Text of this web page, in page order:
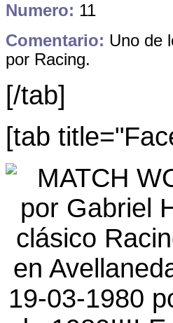
Numero: 11
Comentario: Uno de
por Racing.
[/tab]
[tab